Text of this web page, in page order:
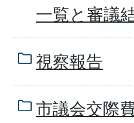
一覧と審議
視察報告
市議会交際